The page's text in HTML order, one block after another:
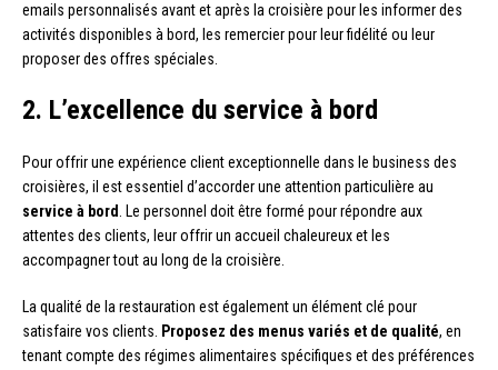
emails personnalisés avant et après la croisière pour les informer des
activités disponibles à bord, les remercier pour leur fidélité ou leur
proposer des offres spéciales.
2. L’excellence du service à bord
Pour offrir une expérience client exceptionnelle dans le business des
croisières, il est essentiel d’accorder une attention particulière au
service à bord. Le personnel doit être formé pour répondre aux
attentes des clients, leur offrir un accueil chaleureux et les
accompagner tout au long de la croisière.
La qualité de la restauration est également un élément clé pour
satisfaire vos clients. Proposez des menus variés et de qualité, en
tenant compte des régimes alimentaires spécifiques et des préférences